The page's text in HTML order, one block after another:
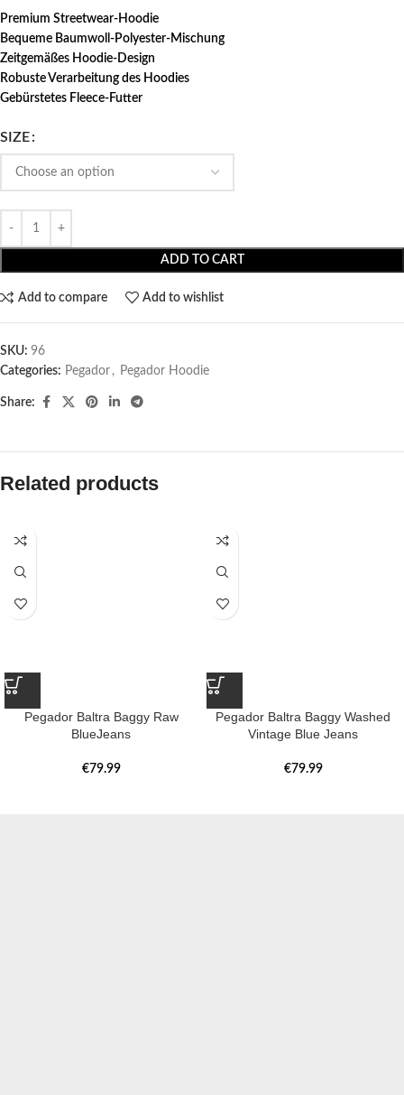
Premium Streetwear-Hoodie
Bequeme Baumwoll-Polyester-Mischung
Zeitgemäßes Hoodie-Design
Robuste Verarbeitung des Hoodies
Gebürstetes Fleece-Futter
SIZE
ADD TO CART
Add to compare Add to wishlist
SKU: 96
Categories: Pegador​ , Pegador Hoodie
Share:
Related products
Pegador Baltra Baggy Raw
BlueJeans
€79.99
Pegador Baltra Baggy Washed
Vintage Blue Jeans
€79.99